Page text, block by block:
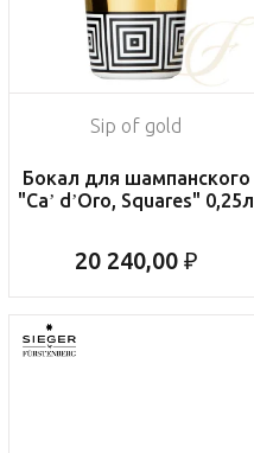
Sip of gold
Бокал для шампанского
"Ca’ d’Oro, Squares" 0,25л
20 240,00 ₽